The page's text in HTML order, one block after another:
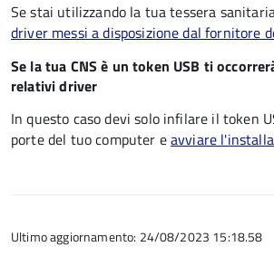
Se stai utilizzando la tua tessera
driver messi a disposizione dal fornitore
Se la tua CNS è un token USB ti
relativi driver
In questo caso devi solo infilare il token
porte del tuo computer eavviare
Ultimo aggiornamento: 24/08/2023 15:18.58